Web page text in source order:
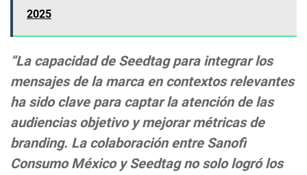
2025
“La capacidad de Seedtag para integrar los
mensajes de la marca en contextos relevantes
ha sido clave para captar la atención de las
audiencias objetivo y mejorar métricas de
branding. La colaboración entre Sanofi
Consumo México y Seedtag no solo logró los